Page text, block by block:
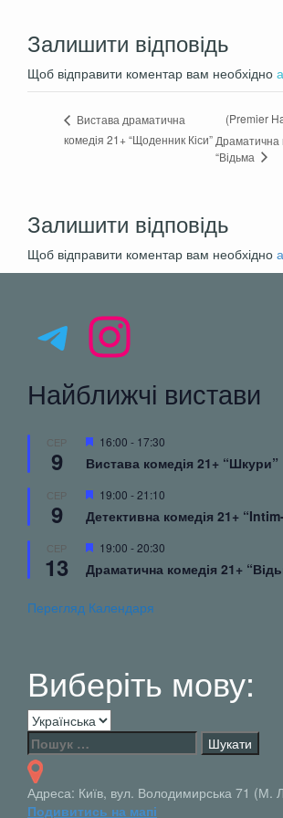
Залишити відповідь
Щоб відправити коментар вам необхідно
Вистава драматична
комедія 21+ “Щоденник Кіси”
(Premier
Драматична
“Відьма
Залишити відповідь
Щоб відправити коментар вам необхідно
Telegram
Instagram
Найближчі вистави
СЕР
9
Вибрані
16:00 - 17:30
Вистава комедія 21+ “Шкури”
СЕР
9
Вибрані
19:00 -21:10
Детективна комедія 21+
СЕР
13
Вибрані
19:00 -20:30
Драматична комедія 21+
Перегляд Календаря
Виберіть мову:
Виберіть
мову:
Пошук:
Адреса: Київ, вул. Володимирська 71 (М.
Подивитись на мапі